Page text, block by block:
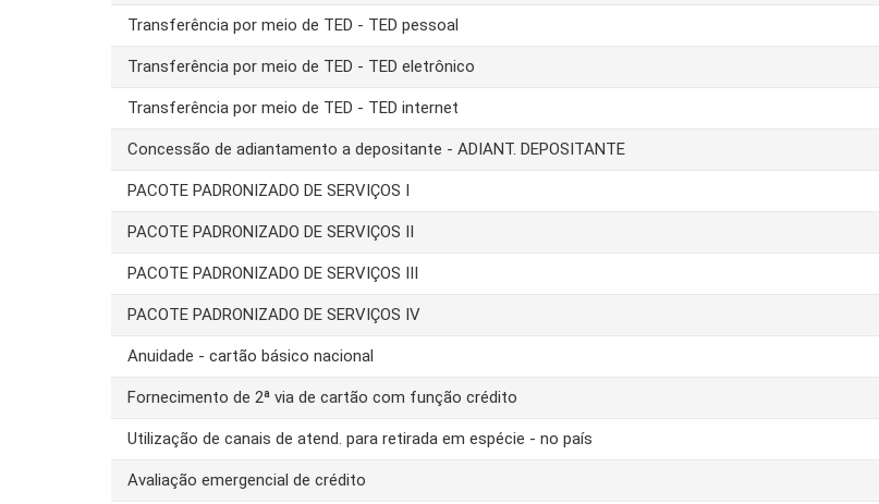
Transferência por meio de TED - TED pessoal
Transferência por meio de TED - TED eletrônico
Transferência por meio de TED - TED internet
Concessão de adiantamento a depositante - ADIANT. DEPOSITANTE
PACOTE PADRONIZADO DE SERVIÇOS I
PACOTE PADRONIZADO DE SERVIÇOS II
PACOTE PADRONIZADO DE SERVIÇOS III
PACOTE PADRONIZADO DE SERVIÇOS IV
Anuidade - cartão básico nacional
Fornecimento de 2ª via de cartão com função crédito
Utilização de canais de atend. para retirada em espécie - no país
Avaliação emergencial de crédito